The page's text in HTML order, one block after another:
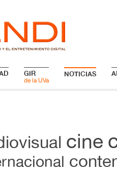
GIR
de la UVa
NOTICIAS
cine